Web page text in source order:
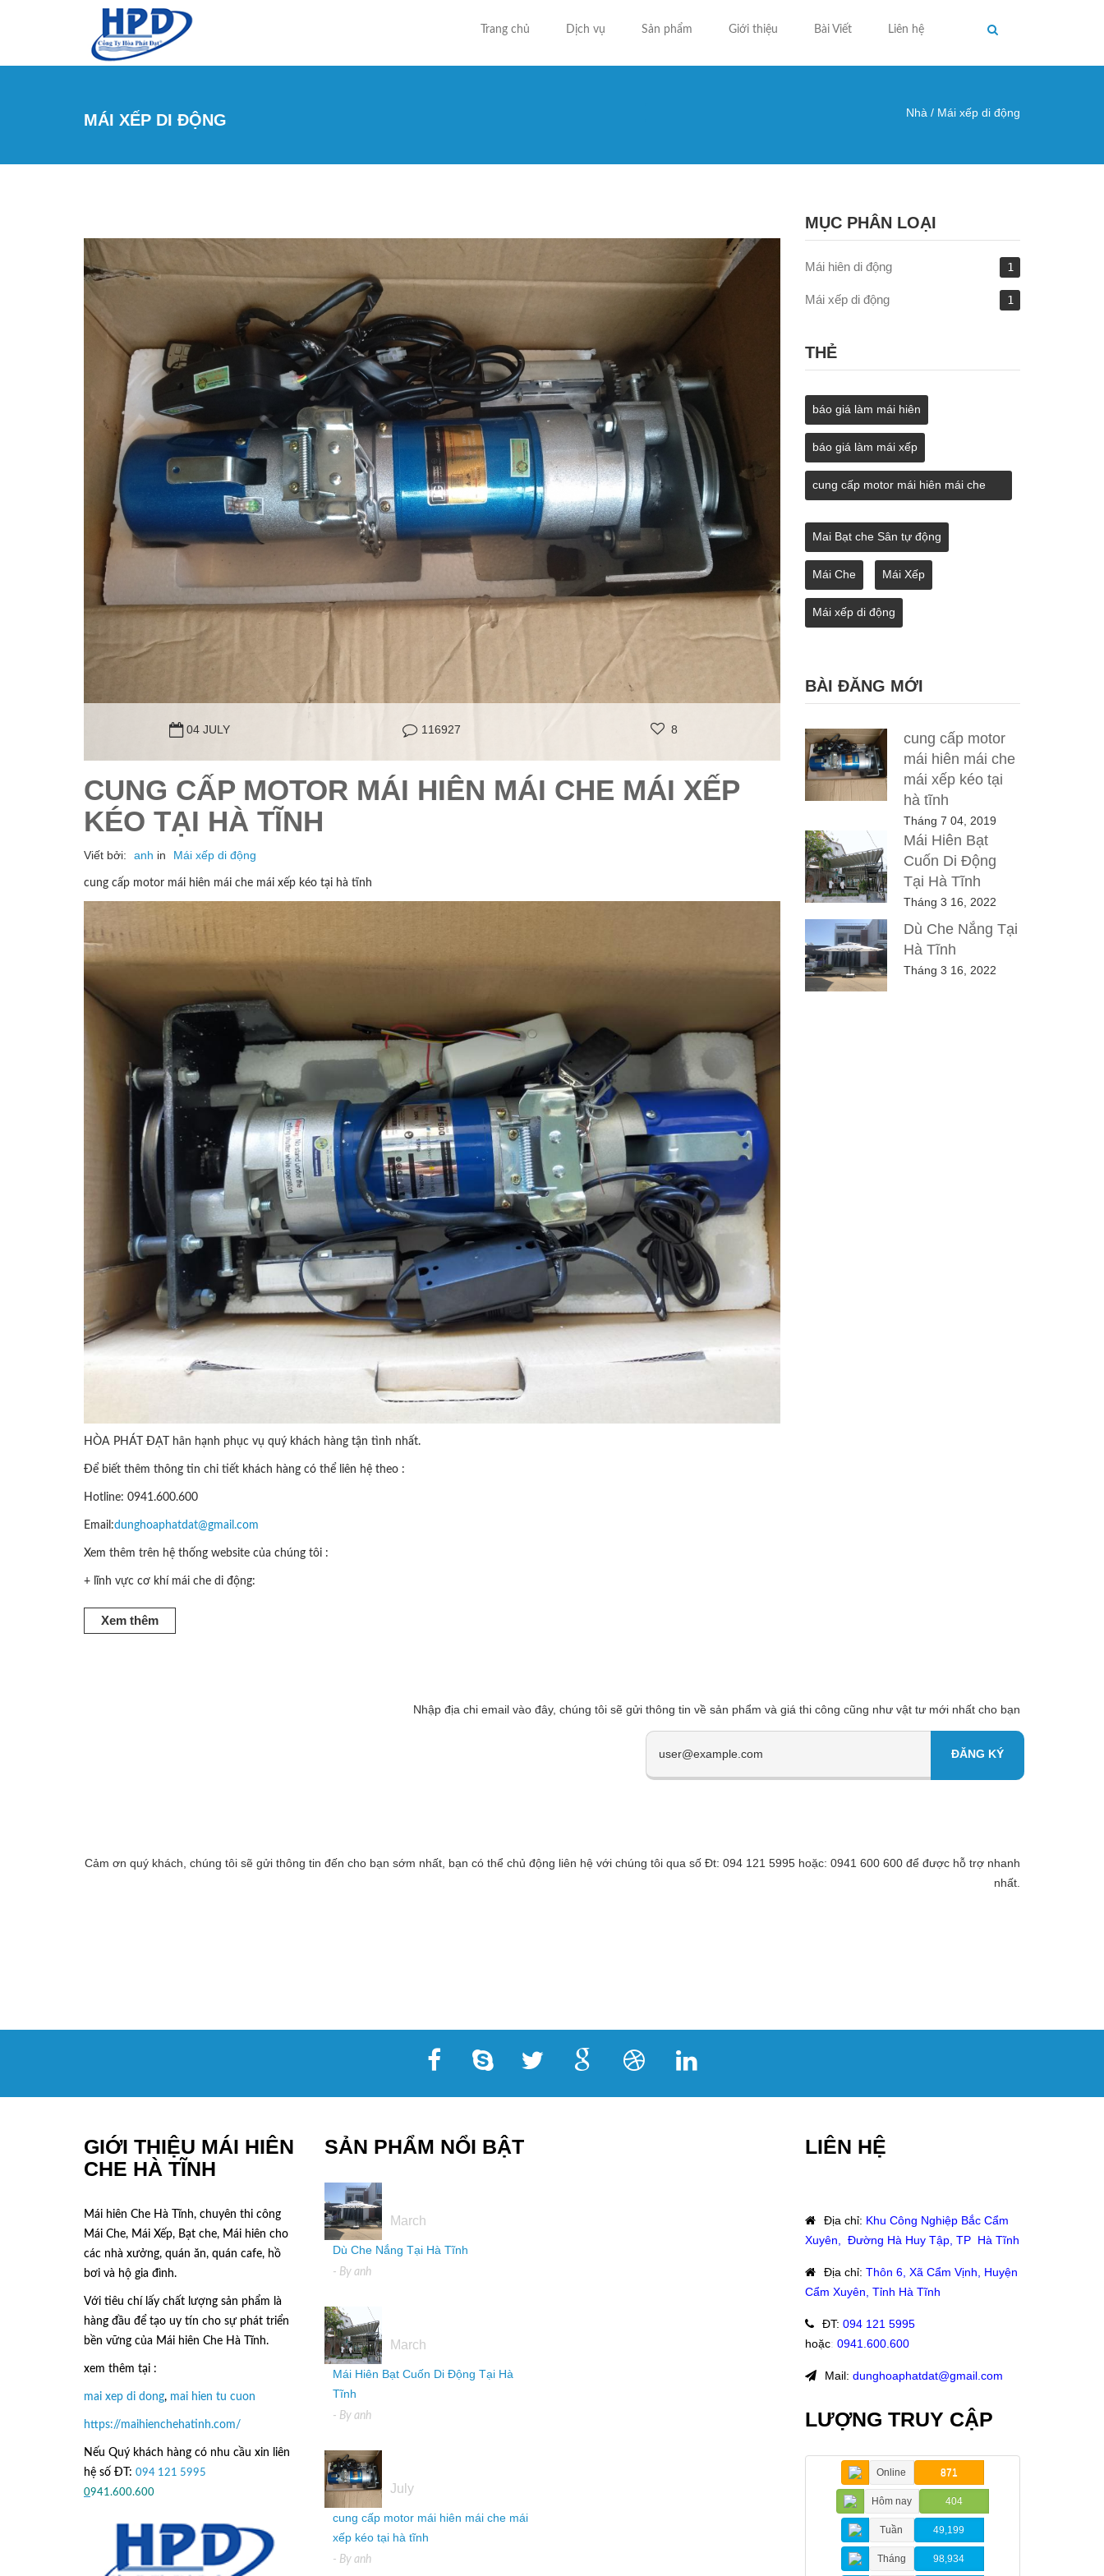
Trang chủ Dịch vụ Sản phẩm Giới thiệu Bài Viết Liên hệ
MÁI XẾP DI ĐỘNG Nhà / Mái xếp di động
04 JULY 116927 8
CUNG CẤP MOTOR MÁI HIÊN MÁI CHE MÁI XẾP
KÉO TẠI HÀ TĨNH
Viết bởi: anh in Mái xếp di động
cung cấp motor mái hiên mái che mái xếp kéo tại hà tĩnh
HÒA PHÁT ĐẠT hân hạnh phục vụ quý khách hàng tận tình nhất.
Để biết thêm thông tin chi tiết khách hàng có thể liên hệ theo :
Hotline: 0941.600.600
Email:dunghoaphatdat@gmail.com
Xem thêm trên hệ thống website của chúng tôi :
+ lĩnh vực cơ khí mái che di động:
Xem thêm
MỤC PHÂN LOẠI
Mái hiên di động 1
Mái xếp di động 1
THẺ
báo giá làm mái hiên
báo giá làm mái xếp
cung cấp motor mái hiên mái che
Mai Bạt che Sân tự động
Mái Che Mái Xếp
Mái xếp di động
BÀI ĐĂNG MỚI
cung cấp motor
mái hiên mái che
mái xếp kéo tại
hà tĩnh
Tháng 7 04, 2019
Mái Hiên Bạt
Cuốn Di Động
Tại Hà Tĩnh
Tháng 3 16, 2022
Dù Che Nắng Tại
Hà Tĩnh
Tháng 3 16, 2022
Nhập địa chi email vào đây, chúng tôi sẽ gửi thông tin về sản phẩm và giá thi công cũng như vật tư mới nhất cho bạn
Cảm ơn quý khách, chúng tôi sẽ gửi thông tin đến cho bạn sớm nhất, bạn có thể chủ động liên hệ với chúng tôi qua số Đt: 094 121 5995 hoặc: 0941 600 600 để được hỗ trợ nhanh
nhất.
GIỚI THIỆU MÁI HIÊN
CHE HÀ TĨNH
Mái hiên Che Hà Tĩnh, chuyên thi công
Mái Che, Mái Xếp, Bạt che, Mái hiên cho
các nhà xưởng, quán ăn, quán cafe, hồ
bơi và hộ gia đình.
Với tiêu chí lấy chất lượng sản phẩm là
hàng đầu để tạo uy tín cho sự phát triển
bền vững của Mái hiên Che Hà Tĩnh.
xem thêm tại :
mai xep di dong, mai hien tu cuon
https://maihienchehatinh.com/
Nếu Quý khách hàng có nhu cầu xin liên
hệ số ĐT: 094 121 5995
0941.600.600
SẢN PHẨM NỔI BẬT
March
Dù Che Nắng Tại Hà Tĩnh
- By anh
March
Mái Hiên Bạt Cuốn Di Động Tại Hà
Tĩnh
- By anh
July
cung cấp motor mái hiên mái che mái
xếp kéo tại hà tĩnh
- By anh
LIÊN HỆ
Địa chỉ: Khu Công Nghiệp Bắc Cẩm
Xuyên, Đường Hà Huy Tập, TP Hà Tĩnh
Địa chỉ: Thôn 6, Xã Cẩm Vịnh, Huyện
Cẩm Xuyên, Tỉnh Hà Tĩnh
ĐT: 094 121 5995
hoặc: 0941.600.600
Mail: dunghoaphatdat@gmail.com
LƯỢNG TRUY CẬP
Online 871
Hôm nay 404
Tuần 49,199
Tháng 98,934